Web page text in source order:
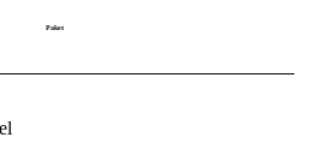
Paket